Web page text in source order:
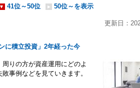
41位～50位 50位～を表示
に積立投資」2年経った今
更新日：
りの方が資産運用にどのよ
事例などを見ていきます。